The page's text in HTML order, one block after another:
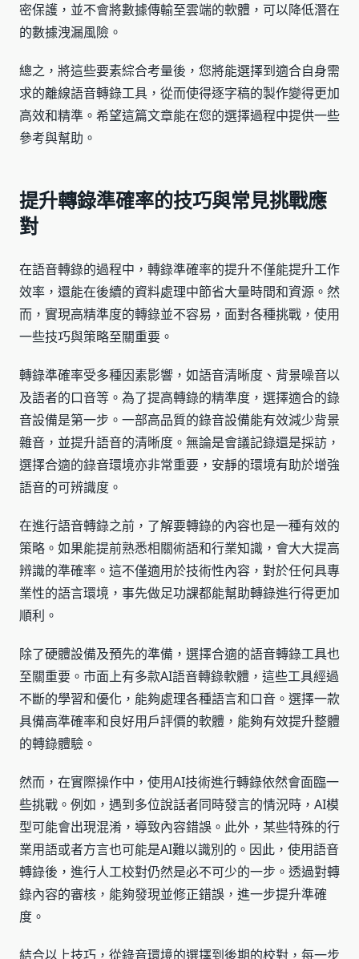
密保護，並不會將數據傳輸至雲端的軟體，可以降低潛在
的數據洩漏風險。
總之，將這些要素綜合考量後，您將能選擇到適合自身需
求的離線語音轉錄工具，從而使得逐字稿的製作變得更加
高效和精準。希望這篇文章能在您的選擇過程中提供一些
參考與幫助。
提升轉錄準確率的技巧與常見挑戰應
對
在語音轉錄的過程中，轉錄準確率的提升不僅能提升工作
效率，還能在後續的資料處理中節省大量時間和資源。然
而，實現高精準度的轉錄並不容易，面對各種挑戰，使用
一些技巧與策略至關重要。
轉錄準確率受多種因素影響，如語音清晰度、背景噪音以
及語者的口音等。為了提高轉錄的精準度，選擇適合的錄
音設備是第一步。一部高品質的錄音設備能有效減少背景
雜音，並提升語音的清晰度。無論是會議記錄還是採訪，
選擇合適的錄音環境亦非常重要，安靜的環境有助於增強
語音的可辨識度。
在進行語音轉錄之前，了解要轉錄的內容也是一種有效的
策略。如果能提前熟悉相關術語和行業知識，會大大提高
辨識的準確率。這不僅適用於技術性內容，對於任何具專
業性的語言環境，事先做足功課都能幫助轉錄進行得更加
順利。
除了硬體設備及預先的準備，選擇合適的語音轉錄工具也
至關重要。市面上有多款AI語音轉錄軟體，這些工具經過
不斷的學習和優化，能夠處理各種語言和口音。選擇一款
具備高準確率和良好用戶評價的軟體，能夠有效提升整體
的轉錄體驗。
然而，在實際操作中，使用AI技術進行轉錄依然會面臨一
些挑戰。例如，遇到多位說話者同時發言的情況時，AI模
型可能會出現混淆，導致內容錯誤。此外，某些特殊的行
業用語或者方言也可能是AI難以識別的。因此，使用語音
轉錄後，進行人工校對仍然是必不可少的一步。透過對轉
錄內容的審核，能夠發現並修正錯誤，進一步提升準確
度。
結合以上技巧，從錄音環境的選擇到後期的校對，每一步